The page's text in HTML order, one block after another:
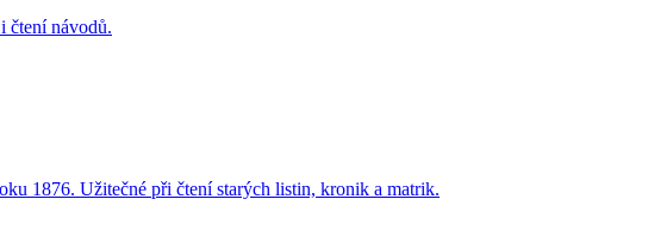
čtení návodů.
1876. Užitečné při čtení starých listin, kronik a matrik.